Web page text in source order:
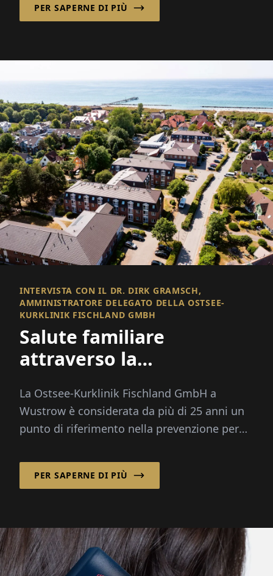
PER SAPERNE DI PIÙ
INTERVISTA CON IL DR. DIRK GRAMSCH,
AMMINISTRATORE DELEGATO DELLA OSTSEE-
KURKLINIK FISCHLAND GMBH
Salute familiare
attraverso la
La Ostsee-Kurklinik Fischland GmbH a
Wustrow è considerata da più di 25 anni un
punto di riferimento nella prevenzione per
...
PER SAPERNE DI PIÙ